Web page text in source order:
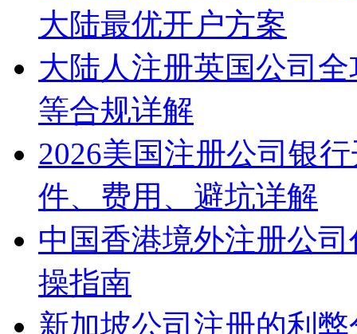
大陆最优开户方案
大陆人注册英国公司
等合规详解
2026美国注册公司银
件、费用、避坑详解
中国香港境外注册公
操指南
新加坡公司注册的利